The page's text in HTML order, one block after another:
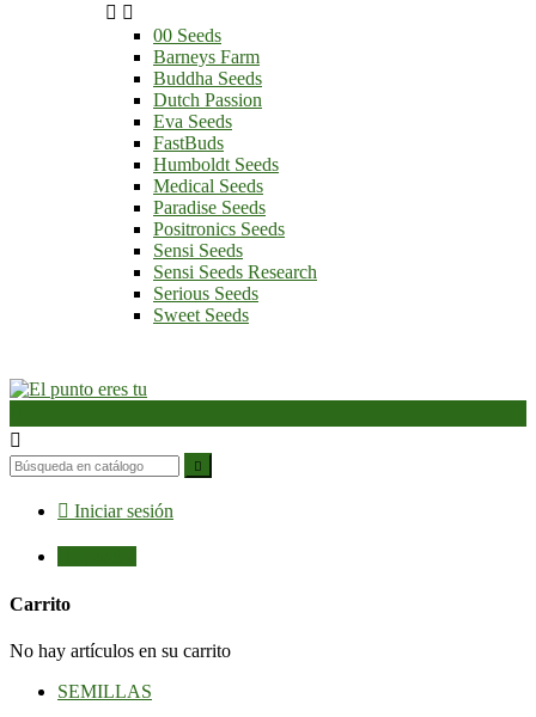
 
00 Seeds
Barneys Farm
Buddha Seeds
Dutch Passion
Eva Seeds
FastBuds
Humboldt Seeds
Medical Seeds
Paradise Seeds
Positronics Seeds
Sensi Seeds
Sensi Seeds Research
Serious Seeds
Sweet Seeds


 Iniciar sesión
Carrito
No hay artículos en su carrito
SEMILLAS